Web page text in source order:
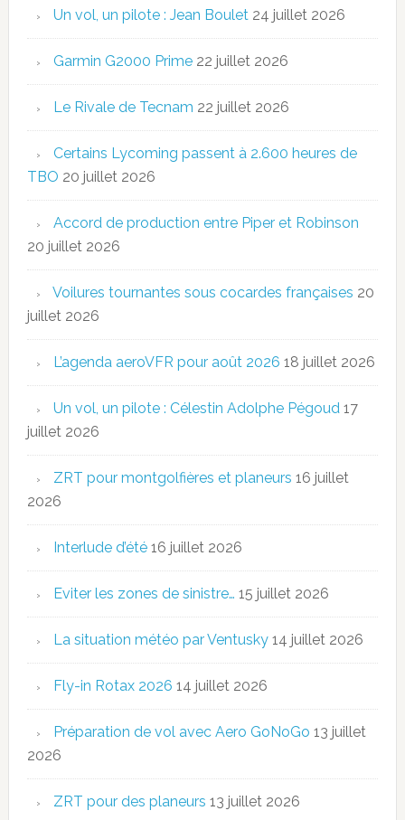
Un vol, un pilote : Jean Boulet 24 juillet 2026
Garmin G2000 Prime 22 juillet 2026
Le Rivale de Tecnam 22 juillet 2026
Certains Lycoming passent à 2.600 heures de
TBO 20 juillet 2026
Accord de production entre Piper et Robinson
20 juillet 2026
Voilures tournantes sous cocardes françaises 20
juillet 2026
L’agenda aeroVFR pour août 2026 18 juillet 2026
Un vol, un pilote : Célestin Adolphe Pégoud 17
juillet 2026
ZRT pour montgolfières et planeurs 16 juillet
2026
Interlude d’été 16 juillet 2026
Eviter les zones de sinistre… 15 juillet 2026
La situation météo par Ventusky 14 juillet 2026
Fly-in Rotax 2026 14 juillet 2026
Préparation de vol avec Aero GoNoGo 13 juillet
2026
ZRT pour des planeurs 13 juillet 2026